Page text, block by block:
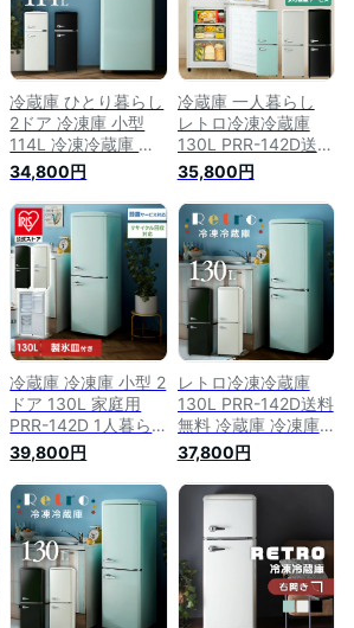
冷蔵庫 ひとり暮らし
2ドア 冷凍庫 小型
114L 冷凍冷蔵庫 お
しゃれ かわいい レ
トロ コンパクト 冷
凍庫 キッチン家電
新生活 1人暮らし パ
ステルカラー ブラッ
ク オフホワイト ラ
イトグリーン PRR-
122D
34,800円
冷蔵庫 一人暮らし
レトロ冷凍冷蔵庫
130L PRR-142D送料
無料 冷蔵庫 冷凍庫
おしゃれ かわいい
レトロ キッチン家電
生活家電 新生活 一
人暮らし 1人暮らし
ひとり暮らし パステ
ルカラー ブラック
オフホワイト ライト
グリーン 【D】
35,800円
冷蔵庫 冷凍庫 小型 2
ドア 130L 家庭用
PRR-142D 1人暮ら
し レトロ冷凍冷蔵庫
おしゃれ かわいい
レトロ キッチン家電
生活家電 新生活 一
人暮らし ひとり暮ら
し パステルカラー
ブラック オフホワイ
ト ライトグリーン
39,800円
レトロ冷凍冷蔵庫
130L PRR-142D送料
無料 冷蔵庫 冷凍庫
おしゃれ かわいい
レトロ キッチン家電
生活家電 新生活 一
ひとり暮らし パステ
ルカラー ブラック
オフホワイト ライト
グリーン 【D】 あす
楽
37,800円